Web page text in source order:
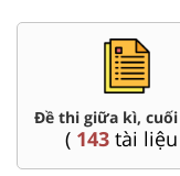
Đề thi giữa kì,
( 143tài liệu